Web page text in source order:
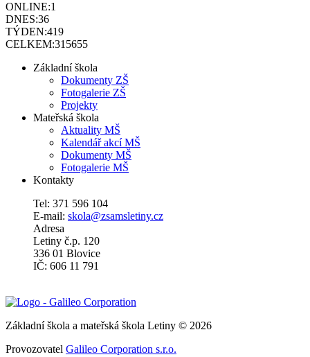
ONLINE:1
DNES:36
TÝDEN:419
CELKEM:315655
Základní škola
Dokumenty ZŠ
Fotogalerie ZŠ
Projekty
Mateřská škola
Aktuality MŠ
Kalendář akcí MŠ
Dokumenty MŠ
Fotogalerie MŠ
Kontakty
Tel: 371 596 104
E-mail: skola@zsamsletiny.cz
Adresa
Letiny č.p. 120
336 01 Blovice
IČ: 606 11 791
Základní škola a mateřská škola Letiny © 2026
Provozovatel Galileo Corporation s.r.o.